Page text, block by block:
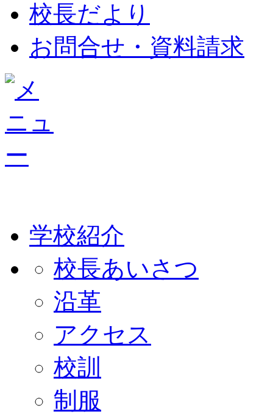
校長だより
お問合せ・資料請求
学校紹介
校長あいさつ
沿革
アクセス
校訓
制服